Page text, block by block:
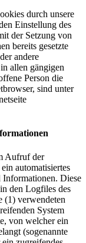
durch unsere
Einstellung des
der Setzung von
bereits gesetzte
andere
allen gängigen
Person die
sind unter
Aufruf der
automatisiertes
Informationen. Diese
den Logfiles des
(1) verwendeten
System
von welcher ein
(sogenannte